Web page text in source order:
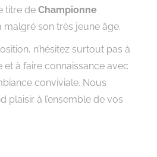
titre de Championne
malgré son très jeune âge.
n’hésitez surtout pas à
à faire connaissance avec
conviviale. Nous
plaisir à l’ensemble de vos